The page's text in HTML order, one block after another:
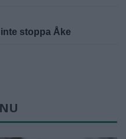
stoppa Åke